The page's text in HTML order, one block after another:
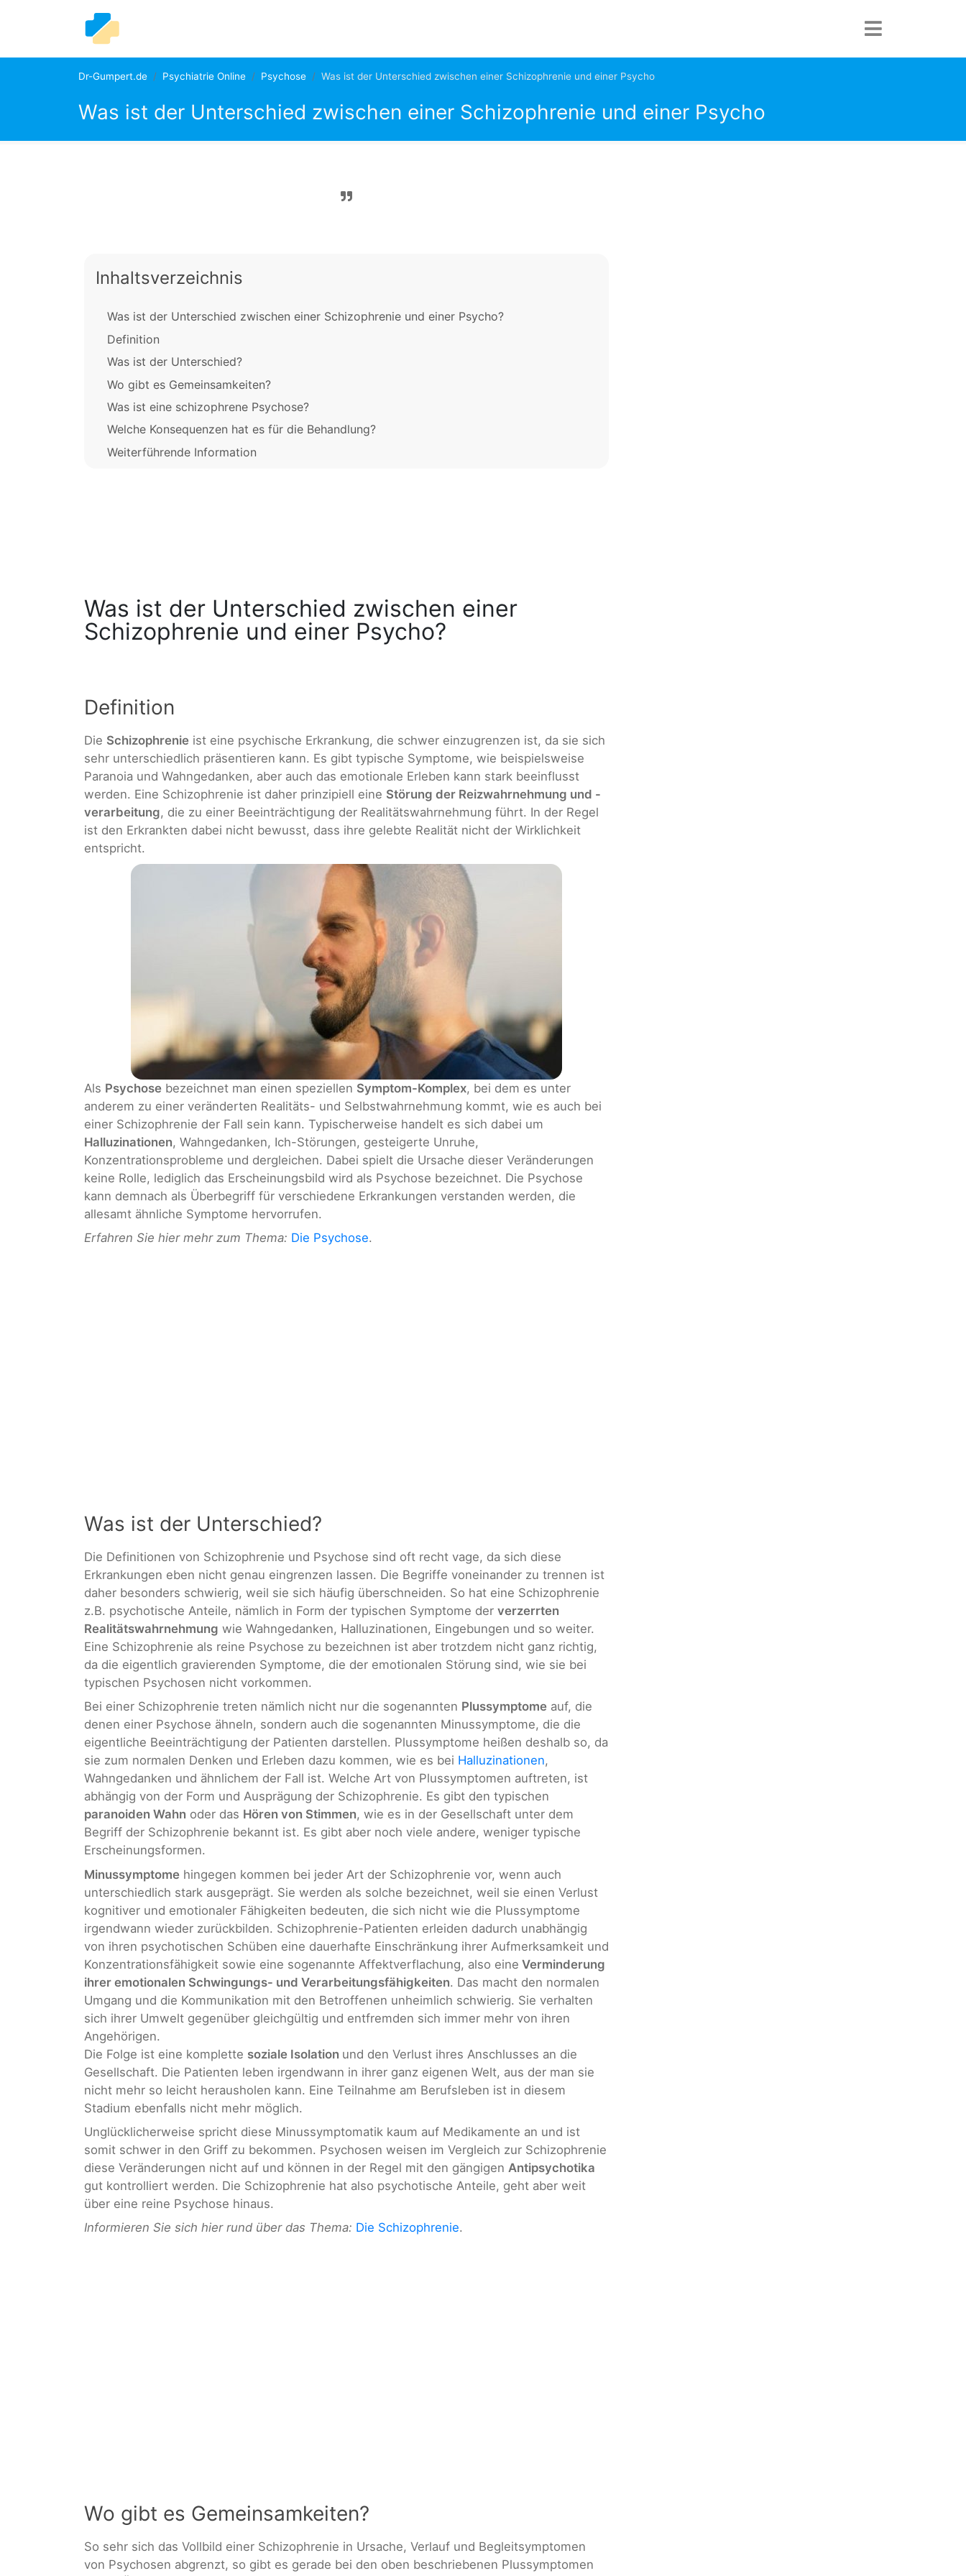
Dr-Gumpert.de Psychiatrie Online Psychose Was ist der Unterschied zwischen einer Schizophrenie und einer Psycho
Was ist der Unterschied zwischen einer Schizophrenie und einer Psycho
Inhaltsverzeichnis
Was ist der Unterschied zwischen einer Schizophrenie und einer Psycho?
Definition
Was ist der Unterschied?
Wo gibt es Gemeinsamkeiten?
Was ist eine schizophrene Psychose?
Welche Konsequenzen hat es für die Behandlung?
Weiterführende Information
Was ist der Unterschied zwischen einer
Schizophrenie und einer Psycho?
Definition
Die Schizophrenie ist eine psychische Erkrankung, die schwer einzugrenzen ist, da sie sich
sehr unterschiedlich präsentieren kann. Es gibt typische Symptome, wie beispielsweise
Paranoia und Wahngedanken, aber auch das emotionale Erleben kann stark beeinflusst
werden. Eine Schizophrenie ist daher prinzipiell eine Störung der Reizwahrnehmung und -
verarbeitung, die zu einer Beeinträchtigung der Realitätswahrnehmung führt. In der Regel
ist den Erkrankten dabei nicht bewusst, dass ihre gelebte Realität nicht der Wirklichkeit
entspricht.
Als Psychose bezeichnet man einen speziellen Symptom-Komplex, bei dem es unter
anderem zu einer veränderten Realitäts- und Selbstwahrnehmung kommt, wie es auch bei
einer Schizophrenie der Fall sein kann. Typischerweise handelt es sich dabei um
Halluzinationen, Wahngedanken, Ich-Störungen, gesteigerte Unruhe,
Konzentrationsprobleme und dergleichen. Dabei spielt die Ursache dieser Veränderungen
keine Rolle, lediglich das Erscheinungsbild wird als Psychose bezeichnet. Die Psychose
kann demnach als Überbegriff für verschiedene Erkrankungen verstanden werden, die
allesamt ähnliche Symptome hervorrufen.
Erfahren Sie hier mehr zum Thema: Die Psychose.
Was ist der Unterschied?
Die Definitionen von Schizophrenie und Psychose sind oft recht vage, da sich diese
Erkrankungen eben nicht genau eingrenzen lassen. Die Begriffe voneinander zu trennen ist
daher besonders schwierig, weil sie sich häufig überschneiden. So hat eine Schizophrenie
z.B. psychotische Anteile, nämlich in Form der typischen Symptome der verzerrten
Realitätswahrnehmung wie Wahngedanken, Halluzinationen, Eingebungen und so weiter.
Eine Schizophrenie als reine Psychose zu bezeichnen ist aber trotzdem nicht ganz richtig,
da die eigentlich gravierenden Symptome, die der emotionalen Störung sind, wie sie bei
typischen Psychosen nicht vorkommen.
Bei einer Schizophrenie treten nämlich nicht nur die sogenannten Plussymptome auf, die
denen einer Psychose ähneln, sondern auch die sogenannten Minussymptome, die die
eigentliche Beeinträchtigung der Patienten darstellen. Plussymptome heißen deshalb so, da
sie zum normalen Denken und Erleben dazu kommen, wie es bei Halluzinationen,
Wahngedanken und ähnlichem der Fall ist. Welche Art von Plussymptomen auftreten, ist
abhängig von der Form und Ausprägung der Schizophrenie. Es gibt den typischen
paranoiden Wahn oder das Hören von Stimmen, wie es in der Gesellschaft unter dem
Begriff der Schizophrenie bekannt ist. Es gibt aber noch viele andere, weniger typische
Erscheinungsformen.
Minussymptome hingegen kommen bei jeder Art der Schizophrenie vor, wenn auch
unterschiedlich stark ausgeprägt. Sie werden als solche bezeichnet, weil sie einen Verlust
kognitiver und emotionaler Fähigkeiten bedeuten, die sich nicht wie die Plussymptome
irgendwann wieder zurückbilden. Schizophrenie-Patienten erleiden dadurch unabhängig
von ihren psychotischen Schüben eine dauerhafte Einschränkung ihrer Aufmerksamkeit und
Konzentrationsfähigkeit sowie eine sogenannte Affektverflachung, also eine Verminderung
ihrer emotionalen Schwingungs- und Verarbeitungsfähigkeiten. Das macht den normalen
Umgang und die Kommunikation mit den Betroffenen unheimlich schwierig. Sie verhalten
sich ihrer Umwelt gegenüber gleichgültig und entfremden sich immer mehr von ihren
Angehörigen.
Die Folge ist eine komplette soziale Isolation und den Verlust ihres Anschlusses an die
Gesellschaft. Die Patienten leben irgendwann in ihrer ganz eigenen Welt, aus der man sie
nicht mehr so leicht herausholen kann. Eine Teilnahme am Berufsleben ist in diesem
Stadium ebenfalls nicht mehr möglich.
Unglücklicherweise spricht diese Minussymptomatik kaum auf Medikamente an und ist
somit schwer in den Griff zu bekommen. Psychosen weisen im Vergleich zur Schizophrenie
diese Veränderungen nicht auf und können in der Regel mit den gängigen Antipsychotika
gut kontrolliert werden. Die Schizophrenie hat also psychotische Anteile, geht aber weit
über eine reine Psychose hinaus.
Informieren Sie sich hier rund über das Thema: Die Schizophrenie.
Wo gibt es Gemeinsamkeiten?
So sehr sich das Vollbild einer Schizophrenie in Ursache, Verlauf und Begleitsymptomen
von Psychosen abgrenzt, so gibt es gerade bei den oben beschriebenen Plussymptomen